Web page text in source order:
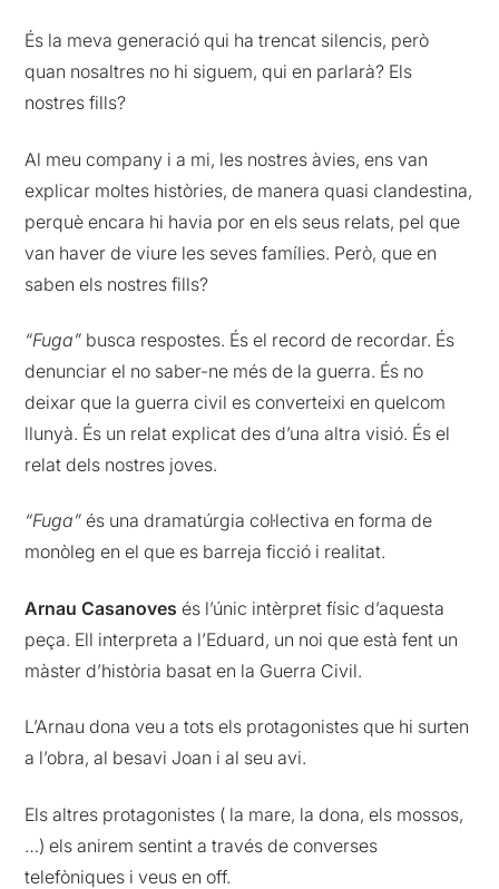
És la meva generació qui ha trencat silencis, però
quan nosaltres no hi siguem, qui en parlarà? Els
nostres fills?
Al meu company i a mi, les nostres àvies, ens van
explicar moltes històries, de manera quasi clandestina,
perquè encara hi havia por en els seus relats, pel que
van haver de viure les seves famílies. Però, que en
saben els nostres fills?
“Fuga” busca respostes. És el record de recordar. És
denunciar el no saber-ne més de la guerra. És no
deixar que la guerra civil es converteixi en quelcom
llunyà. És un relat explicat des d’una altra visió. És el
relat dels nostres joves.
“Fuga” és una dramatúrgia col·lectiva en forma de
monòleg en el que es barreja ficció i realitat.
Arnau Casanoves és l’únic intèrpret físic d’aquesta
peça. Ell interpreta a l’Eduard, un noi que està fent un
màster d’història basat en la Guerra Civil.
L’Arnau dona veu a tots els protagonistes que hi surten
a l’obra, al besavi Joan i al seu avi.
Els altres protagonistes ( la mare, la dona, els mossos,
…) els anirem sentint a través de converses
telefòniques i veus en off.